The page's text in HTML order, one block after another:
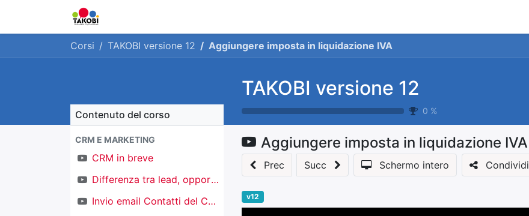
Corsi TAKOBI versione 12 Aggiungere imposta in liquidazione IVA
TAKOBI versione 12
0 %
Contenuto del corso
CRM E MARKETING
CRM in breve
Differenza tra lead, opportunità e contatti
Invio email Contatti del CRM
Aggiungere imposta in liquidazione IVA
Prec Succ Schermo intero Condividi
v12